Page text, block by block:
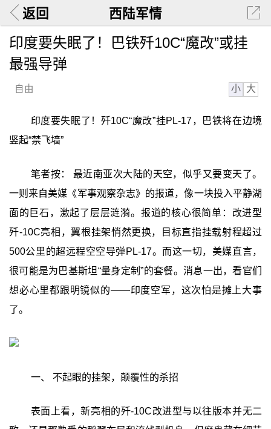
返回 西陆军情
印度要失眠了！巴铁歼10C“魔改”或挂
最强导弹
自由 小 大
印度要失眠了！歼10C“魔改”挂PL-17，巴铁将在边境
竖起“禁飞墙”
笔者按： 最近南亚次大陆的天空，似乎又要变天了。
一则来自美媒《军事观察杂志》的报道，像一块投入平静湖
面的巨石，激起了层层涟漪。报道的核心很简单：改进型
歼-10C亮相，翼根挂架悄然更换，目标直指挂载射程超过
500公里的超远程空空导弹PL-17。而这一切，美媒直言，
很可能是为巴基斯坦“量身定制”的套餐。消息一出，看官们
想必心里都跟明镜似的——印度空军，这次怕是摊上大事
了。
一、 不起眼的挂架，颠覆性的杀招
表面上看，新亮相的歼-10C改进型与以往版本并无二